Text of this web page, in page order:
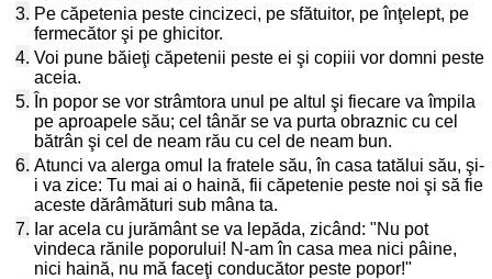
3. Pe căpetenia peste cincizeci, pe sfătuitor, pe înţelept, pe
fermecător şi pe ghicitor.
4. Voi pune băieţi căpetenii peste ei şi copiii vor domni peste
aceia.
5. În popor se vor strâmtora unul pe altul şi fiecare va împila
pe aproapele său; cel tânăr se va purta obraznic cu cel
bătrân şi cel de neam rău cu cel de neam bun.
6. Atunci va alerga omul la fratele său, în casa tatălui său, şi-
i va zice: Tu mai ai o haină, fii căpetenie peste noi şi să fie
aceste dărâmături sub mâna ta.
7. Iar acela cu jurământ se va lepăda, zicând: "Nu pot
vindeca rănile poporului! N-am în casa mea nici pâine,
nici haină, nu mă faceţi conducător peste popor!"